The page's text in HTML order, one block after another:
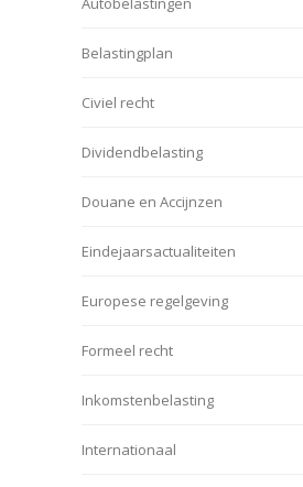
Belastingplan
Civiel recht
Dividendbelasting
Douane en Accijnzen
Eindejaarsactualiteiten
Europese regelgeving
Formeel recht
Inkomstenbelasting
Internationaal